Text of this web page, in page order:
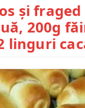
și
200g
linguri